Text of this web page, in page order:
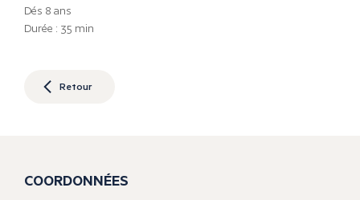
Dés 8 ans
Durée : 35 min
Retour
COORDONNÉES